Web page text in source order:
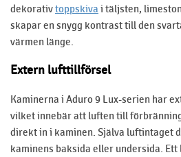
dekorativtoppskiva i täljsten,
skapar en snygg kontrast till den
värmen länge.
Extern lufttillförsel
Kaminerna i Aduro 9 Lux-serien har
vilket innebär att luften till
direkt in i kaminen. Själva luftintaget
kaminens baksida eller undersida. Ett